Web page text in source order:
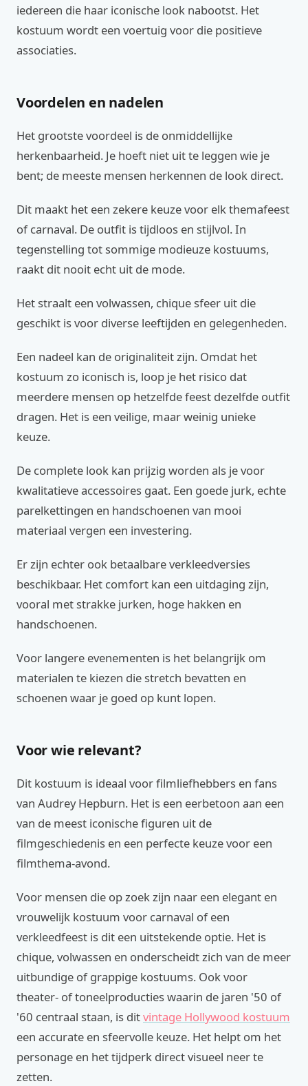
iedereen die haar iconische look nabootst. Het
kostuum wordt een voertuig voor die positieve
associaties.
Voordelen en nadelen
Het grootste voordeel is de onmiddellijke
herkenbaarheid. Je hoeft niet uit te leggen wie je
bent; de meeste mensen herkennen de look direct.
Dit maakt het een zekere keuze voor elk themafeest
of carnaval. De outfit is tijdloos en stijlvol. In
tegenstelling tot sommige modieuze kostuums,
raakt dit nooit echt uit de mode.
Het straalt een volwassen, chique sfeer uit die
geschikt is voor diverse leeftijden en gelegenheden.
Een nadeel kan de originaliteit zijn. Omdat het
kostuum zo iconisch is, loop je het risico dat
meerdere mensen op hetzelfde feest dezelfde outfit
dragen. Het is een veilige, maar weinig unieke
keuze.
De complete look kan prijzig worden als je voor
kwalitatieve accessoires gaat. Een goede jurk, echte
parelkettingen en handschoenen van mooi
materiaal vergen een investering.
Er zijn echter ook betaalbare verkleedversies
beschikbaar. Het comfort kan een uitdaging zijn,
vooral met strakke jurken, hoge hakken en
handschoenen.
Voor langere evenementen is het belangrijk om
materialen te kiezen die stretch bevatten en
schoenen waar je goed op kunt lopen.
Voor wie relevant?
Dit kostuum is ideaal voor filmliefhebbers en fans
van Audrey Hepburn. Het is een eerbetoon aan een
van de meest iconische figuren uit de
filmgeschiedenis en een perfecte keuze voor een
filmthema-avond.
Voor mensen die op zoek zijn naar een elegant en
vrouwelijk kostuum voor carnaval of een
verkleedfeest is dit een uitstekende optie. Het is
chique, volwassen en onderscheidt zich van de meer
uitbundige of grappige kostuums. Ook voor
theater- of toneelproducties waarin de jaren '50 of
'60 centraal staan, is ditvintage Hollywood kostuum
een accurate en sfeervolle keuze. Het helpt om het
personage en het tijdperk direct visueel neer te
zetten.